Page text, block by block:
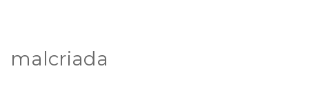
malcriada